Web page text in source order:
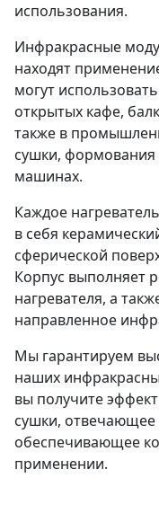
использования.
Инфракрасные
находят
могут
открытых кафе,
также в
сушки, формования
машинах.
Каждое
в себя
сферической
Корпус выполняет
нагревателя, а
направленное
Мы гарантируем
наших
вы получите
сушки,
обеспечивающее
применении.